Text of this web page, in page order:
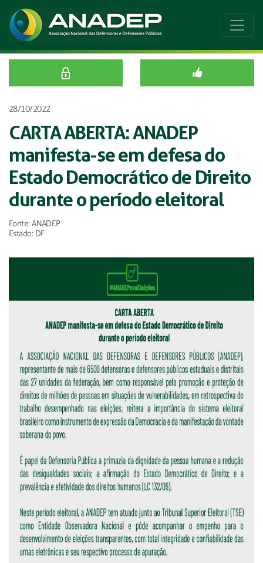
28/10/2022
CARTA ABERTA: ANADEP
manifesta-se em defesa do
Estado Democrático de Direito
durante o período eleitoral
Fonte: ANADEP
Estado: DF